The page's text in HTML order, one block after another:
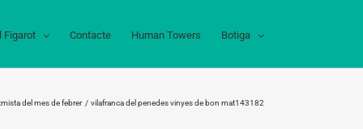
Figarot Contacte Human Towers Botiga
del mes de febrer vilafranca del penedes vinyes de bon mat143182